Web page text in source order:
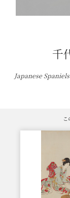
千
Japanese